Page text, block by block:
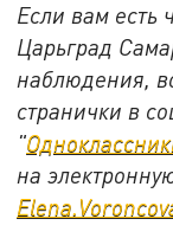
Если вам есть
Царьград
наблюдения,
странички в
"
на